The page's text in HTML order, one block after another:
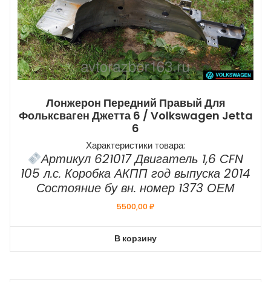
Лонжерон Передний Правый Для
Фольксваген Джетта 6 / Volkswagen Jetta
6
Характеристики товара:
Артикул 621017 Двигатель 1,6 CFN
105 л.с. Коробка АКПП год выпуска 2014
Состояние бу вн. номер 1373 ОЕМ
5500,00₽
В корзину